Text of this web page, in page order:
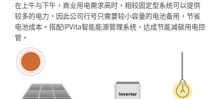
在上午与下午，商业用电需求高时，相较固定型系统可以提供
较多的电力，因此公司行号只需要较小容量的电池备用，节省
电池成本。搭配iPVita智能能源管理系统，达成节能减碳用电控
管。